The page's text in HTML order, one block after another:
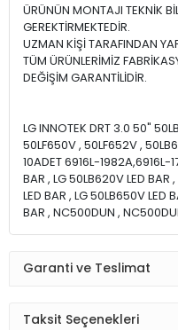
ÜRÜNÜN MONTAJI TEKNİK
GEREKTİRMEKTEDİR.
UZMAN KİŞİ TARAFINDAN
TÜM ÜRÜNLERİMİZ
DEĞİŞİM GARANTİLİDİR.
LG INNOTEK DRT 3.0 50"
50LF650V , 50LF652V ,
10ADET 6916L-1982A,6916L-
BAR , LG 50LB620V LED BAR
LED BAR , LG 50LB650V LED
BAR , NC500DUN ,
Garanti ve Teslimat
Taksit Seçenekleri